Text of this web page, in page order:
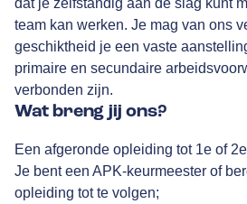
team kan werken. Je mag van ons
geschiktheid je een vaste
primaire en secundaire
verbonden zijn.
Wat breng jij ons?
Een afgeronde opleiding tot 1e of
Je bent een APK-keurmeester of
opleiding tot te volgen;